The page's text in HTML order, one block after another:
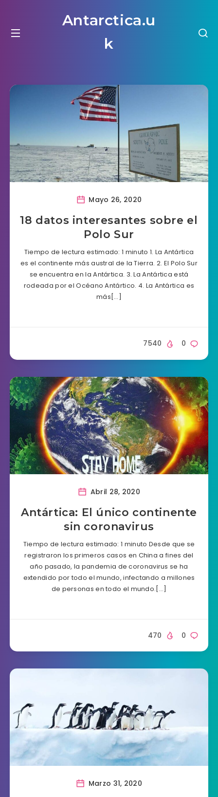
Antarctica.u
k
Mayo 26, 2020
18 datos interesantes sobre el
Polo Sur
Tiempo de lectura estimado: 1 minuto 1. La Antártica
es el continente más austral de la Tierra. 2. El Polo Sur
se encuentra en la Antártica. 3. La Antártica está
rodeada por el Océano Antártico. 4. La Antártica es
más[…]
0
7540
Abril 28, 2020
Antártica: El único continente
sin coronavirus
Tiempo de lectura estimado: 1 minuto Desde que se
registraron los primeros casos en China a fines del
año pasado, la pandemia de coronavirus se ha
extendido por todo el mundo, infectando a millones
de personas en todo el mundo.[…]
0
470
Marzo 31, 2020